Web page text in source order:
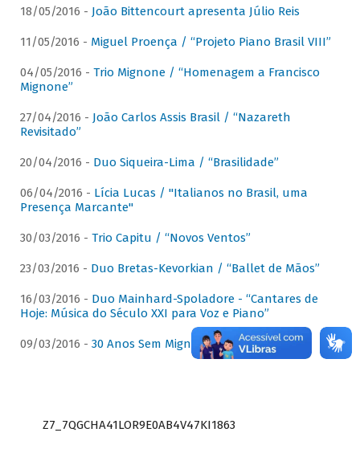
18/05/2016 - João Bittencourt apresenta Júlio Reis
11/05/2016 - Miguel Proença / “Projeto Piano Brasil VIII”
04/05/2016 - Trio Mignone / “Homenagem a Francisco
Mignone”
27/04/2016 - João Carlos Assis Brasil / “Nazareth
Revisitado”
20/04/2016 - Duo Siqueira-Lima / “Brasilidade”
06/04/2016 - Lícia Lucas / "Italianos no Brasil, uma
Presença Marcante"
30/03/2016 - Trio Capitu / “Novos Ventos”
23/03/2016 - Duo Bretas-Kevorkian / “Ballet de Mãos”
16/03/2016 - Duo Mainhard-Spoladore - “Cantares de
Hoje: Música do Século XXI para Voz e Piano”
09/03/2016 - 30 Anos Sem Mignone
Z7_7QGCHA41LOR9E0AB4V47KI1863